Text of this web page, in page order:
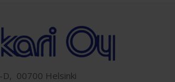
D, 00700 Helsinki